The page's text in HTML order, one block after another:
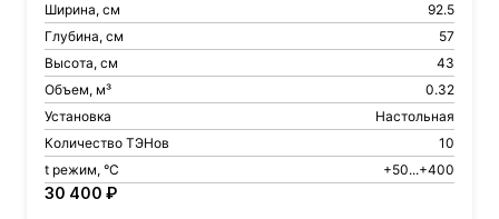
Ширина, см
92.5
Глубина, см
57
Высота, см
43
Объем, м³
0.32
Установка
Настольная
Количество ТЭНов
10
t режим, °С
+50...+400
30 400 ₽